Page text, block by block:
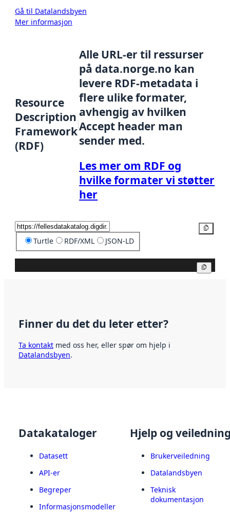
Gå til Datalandsbyen
Mer informasjon
Resource
Description
Framework
(RDF)
Alle URL-er til ressurser
på data.norge.no kan
levere RDF-metadata i
flere ulike formater,
avhengig av hvilken
Accept header man
sender med.
Les mer om RDF og
hvilke formater vi støtter
her
Turtle RDF/XML JSON-LD
Finner du det du leter etter?
Ta kontakt med oss her, eller spør om hjelp i
Datalandsbyen.
Datakataloger
Datasett
API-er
Begreper
Informasjonsmodeller
Hjelp og
Brukerveiledning
Datalandsbyen
Teknisk
dokumentasjon